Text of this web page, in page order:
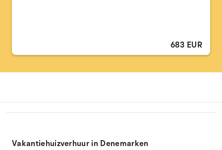
683 EUR
Vakantiehuizverhuur in Denemarken